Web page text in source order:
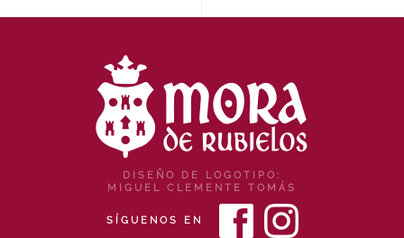
DISEÑO DE LOGOTIPO:
MIGUEL CLEMENTE TOMÁS
SÍGUENOS EN